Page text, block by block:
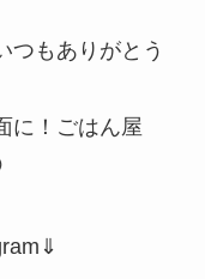
つもありがとう
に！ごはん屋